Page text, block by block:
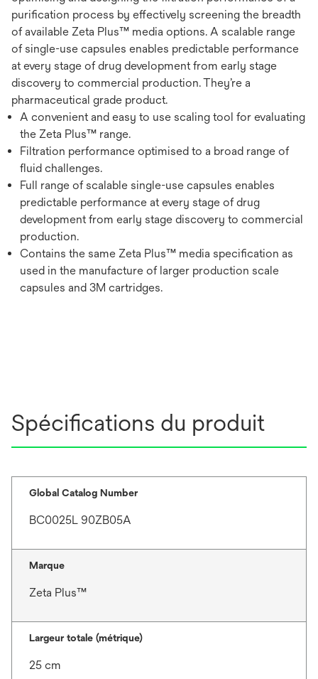
purification process by effectively screening the breadth
of available Zeta Plus™ media options. A scalable range
of single-use capsules enables predictable performance
at every stage of drug development from early stage
discovery to commercial production. They’re a
pharmaceutical grade product.
A convenient and easy to use scaling tool for evaluating
the Zeta Plus™ range.
Filtration performance optimised to a broad range of
fluid challenges.
Full range of scalable single-use capsules enables
predictable performance at every stage of drug
development from early stage discovery to commercial
production.
Contains the same Zeta Plus™ media specification as
used in the manufacture of larger production scale
capsules and 3M cartridges.
Spécifications du produit
Global Catalog Number
BC0025L 90ZB05A
Marque
Zeta Plus™
Largeur totale (métrique)
25 cm